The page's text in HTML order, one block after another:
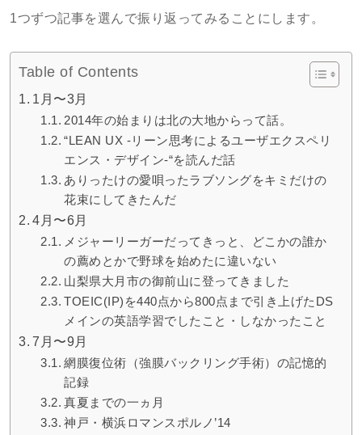
1つずつ記事を選んで振り返ってみることにします。
Table of Contents
1月〜3月
2014年の始まりは北の大地からって話。
“LEAN UX -リーン思考によるユーザエクスペリ
エンス・デザイン-“を読んだ話
ありったけの愛唄ったラブソングをキミだけの
花束にしてきたんだ
4月〜6月
メジャーリーガーだってきっと、どこかの誰か
の薦めとかで野球を始めたに違いない
山梨県大月市の御前山に登ってきました
TOEIC(IP)を440点から800点まで引き上げたDS
メインの英語学習でしたこと・しなかったこと
7月〜9月
網膜復位術（強膜バックリング手術）の記憶的
記録
真夏までの一ヵ月
神戸・横浜ロマンスポルノ’14